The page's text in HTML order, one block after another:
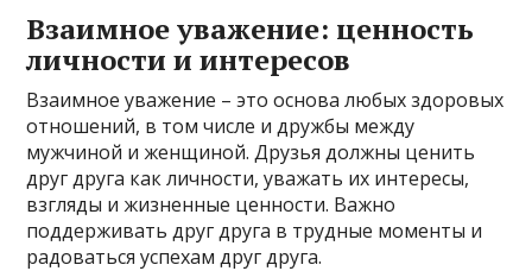
Взаимное уважение: ценность
личности и интересов
Взаимное уважение – это основа любых здоровых
отношений, в том числе и дружбы между
мужчиной и женщиной. Друзья должны ценить
друг друга как личности, уважать их интересы,
взгляды и жизненные ценности. Важно
поддерживать друг друга в трудные моменты и
радоваться успехам друг друга.